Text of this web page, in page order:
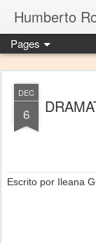
Humberto
Pages
DEC
6
Escrito por Ileana